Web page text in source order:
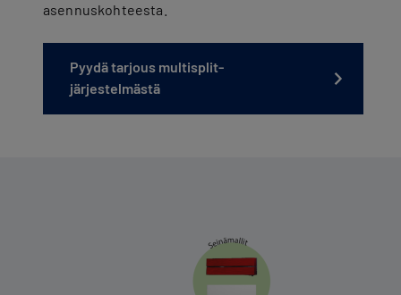
asennuskohteesta.
Pyydä tarjous multisplit-
järjestelmästä